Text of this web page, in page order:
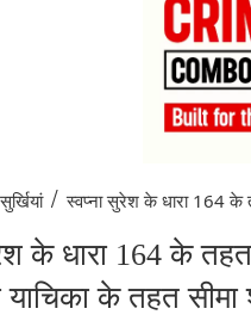
/ स्वप्ना सुरेश के धारा 164 के
के धारा 164 के
याचिका के तहत